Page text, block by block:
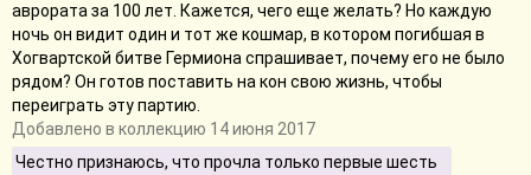
аврората за 100 лет. Кажется, чего еще желать? Но каждую
ночь он видит один и тот же кошмар, в котором погибшая в
Хогвартской битве Гермиона спрашивает, почему его не было
рядом? Он готов поставить на кон свою жизнь, чтобы
переиграть эту партию.
Добавлено в коллекцию 14 июня 2017
Честно признаюсь, что прочла только первые шесть